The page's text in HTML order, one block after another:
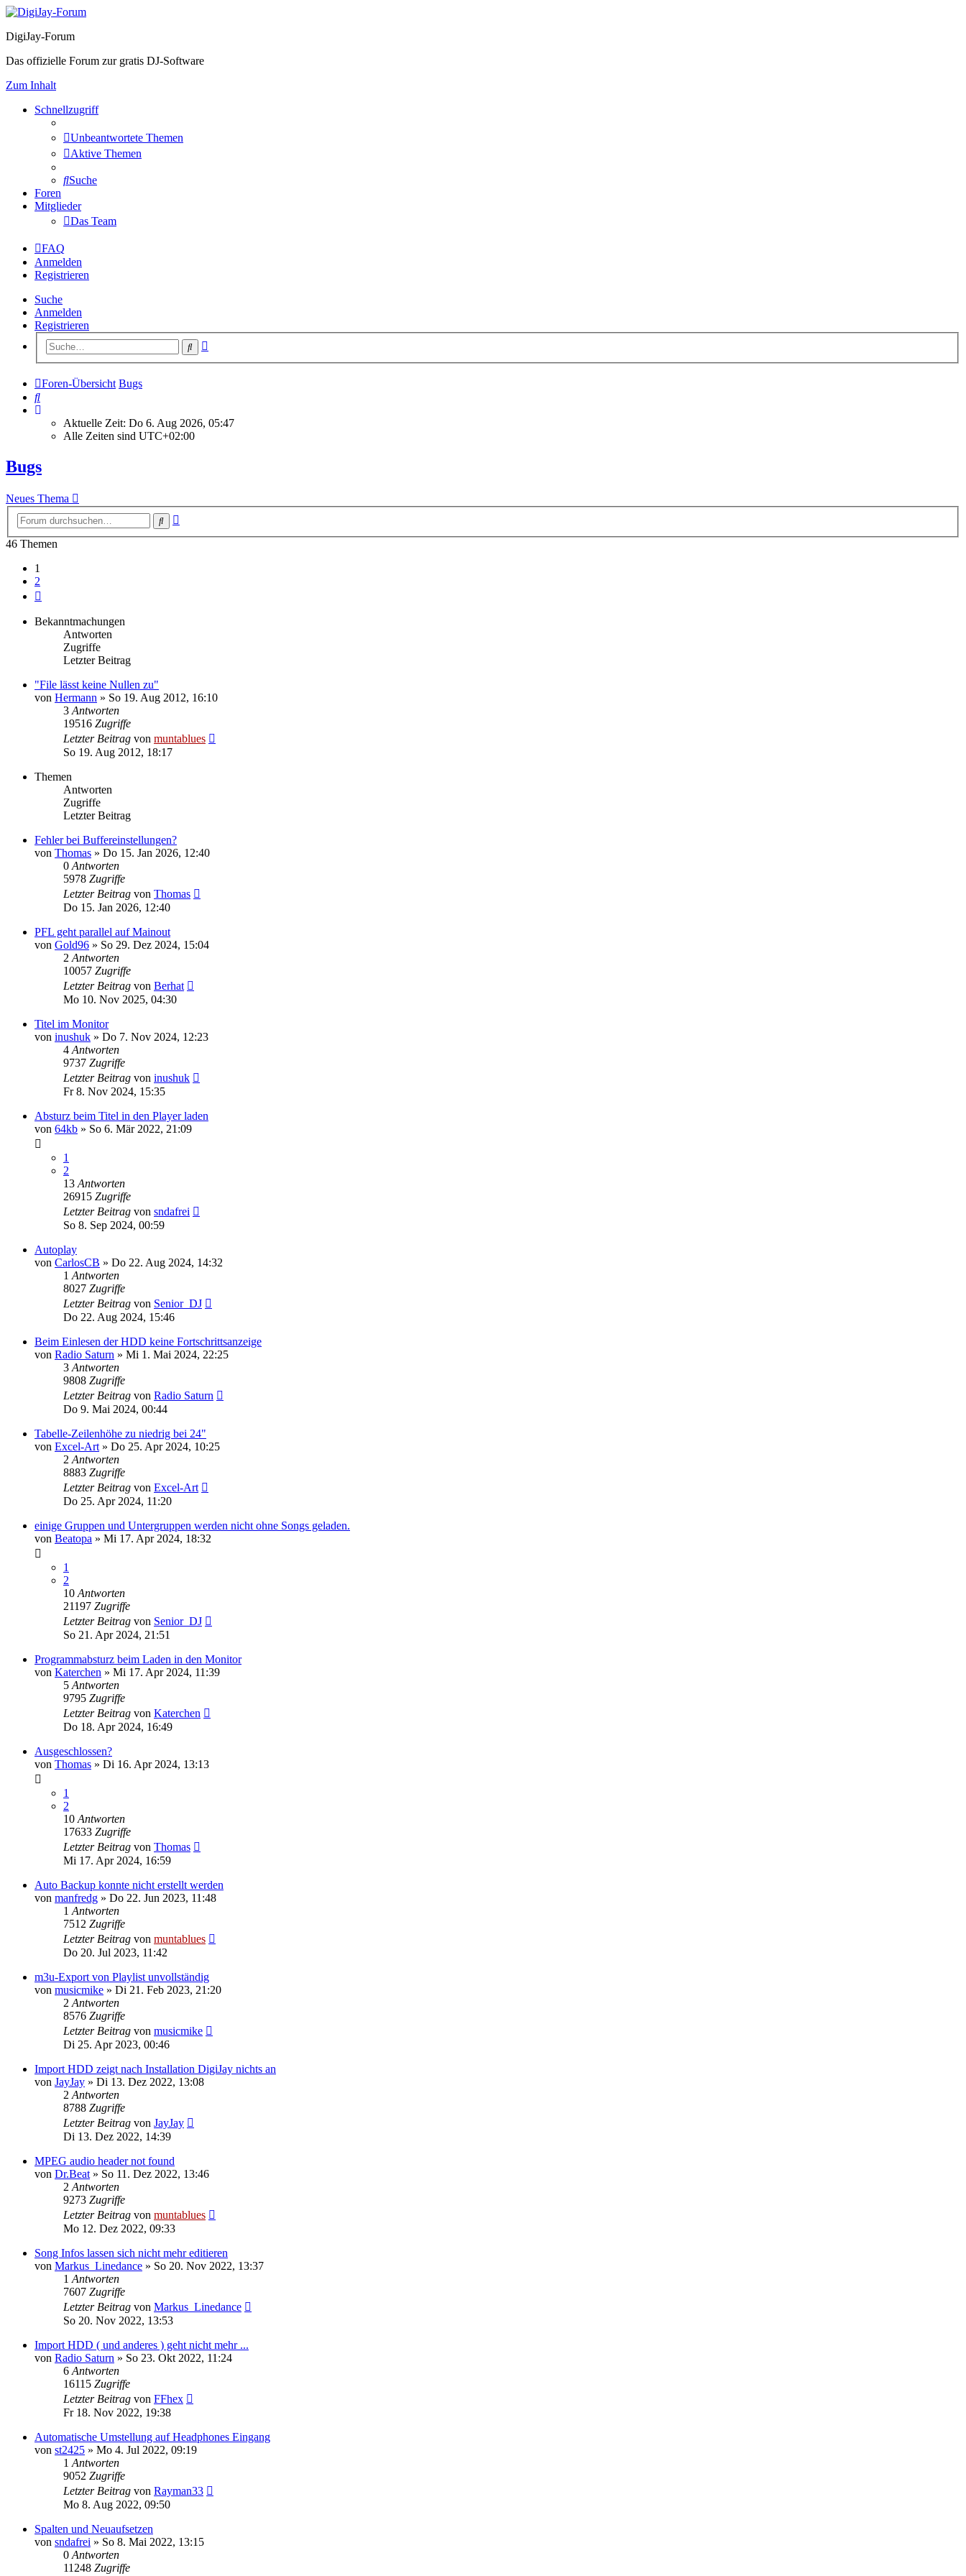
DigiJay-Forum
Das offizielle Forum zur gratis DJ-Software
Zum Inhalt
Schnellzugriff
Unbeantwortete Themen
Aktive Themen
Suche
Foren
Mitglieder
Das Team
FAQ
Anmelden
Registrieren
Suche
Anmelden
Registrieren
Suche
Foren-Übersicht Bugs
Suche
Aktuelle Zeit: Do 6. Aug 2026, 05:47
Alle Zeiten sind UTC+02:00
Bugs
Neues Thema
Suche
46 Themen
1
2
Bekanntmachungen
Antworten
Zugriffe
Letzter Beitrag
"File lässt keine Nullen zu"
von Hermann » So 19. Aug 2012, 16:10
3 Antworten
19516 Zugriffe
Letzter Beitrag von muntablues
So 19. Aug 2012, 18:17
Themen
Antworten
Zugriffe
Letzter Beitrag
Fehler bei Buffereinstellungen?
von Thomas » Do 15. Jan 2026, 12:40
0 Antworten
5978 Zugriffe
Letzter Beitrag von Thomas
Do 15. Jan 2026, 12:40
PFL geht parallel auf Mainout
von Gold96 » So 29. Dez 2024, 15:04
2 Antworten
10057 Zugriffe
Letzter Beitrag von Berhat
Mo 10. Nov 2025, 04:30
Titel im Monitor
von inushuk » Do 7. Nov 2024, 12:23
4 Antworten
9737 Zugriffe
Letzter Beitrag von inushuk
Fr 8. Nov 2024, 15:35
Absturz beim Titel in den Player laden
von 64kb » So 6. Mär 2022, 21:09
1
2
13 Antworten
26915 Zugriffe
Letzter Beitrag von sndafrei
So 8. Sep 2024, 00:59
Autoplay
von CarlosCB » Do 22. Aug 2024, 14:32
1 Antworten
8027 Zugriffe
Letzter Beitrag von Senior_DJ
Do 22. Aug 2024, 15:46
Beim Einlesen der HDD keine Fortschrittsanzeige
von Radio Saturn » Mi 1. Mai 2024, 22:25
3 Antworten
9808 Zugriffe
Letzter Beitrag von Radio Saturn
Do 9. Mai 2024, 00:44
Tabelle-Zeilenhöhe zu niedrig bei 24"
von Excel-Art » Do 25. Apr 2024, 10:25
2 Antworten
8883 Zugriffe
Letzter Beitrag von Excel-Art
Do 25. Apr 2024, 11:20
einige Gruppen und Untergruppen werden nicht ohne Songs geladen.
von Beatopa » Mi 17. Apr 2024, 18:32
1
2
10 Antworten
21197 Zugriffe
Letzter Beitrag von Senior_DJ
So 21. Apr 2024, 21:51
Programmabsturz beim Laden in den Monitor
von Katerchen » Mi 17. Apr 2024, 11:39
5 Antworten
9795 Zugriffe
Letzter Beitrag von Katerchen
Do 18. Apr 2024, 16:49
Ausgeschlossen?
von Thomas » Di 16. Apr 2024, 13:13
1
2
10 Antworten
17633 Zugriffe
Letzter Beitrag von Thomas
Mi 17. Apr 2024, 16:59
Auto Backup konnte nicht erstellt werden
von manfredg » Do 22. Jun 2023, 11:48
1 Antworten
7512 Zugriffe
Letzter Beitrag von muntablues
Do 20. Jul 2023, 11:42
m3u-Export von Playlist unvollständig
von musicmike » Di 21. Feb 2023, 21:20
2 Antworten
8576 Zugriffe
Letzter Beitrag von musicmike
Di 25. Apr 2023, 00:46
Import HDD zeigt nach Installation DigiJay nichts an
von JayJay » Di 13. Dez 2022, 13:08
2 Antworten
8788 Zugriffe
Letzter Beitrag von JayJay
Di 13. Dez 2022, 14:39
MPEG audio header not found
von Dr.Beat » So 11. Dez 2022, 13:46
2 Antworten
9273 Zugriffe
Letzter Beitrag von muntablues
Mo 12. Dez 2022, 09:33
Song Infos lassen sich nicht mehr editieren
von Markus_Linedance » So 20. Nov 2022, 13:37
1 Antworten
7607 Zugriffe
Letzter Beitrag von Markus_Linedance
So 20. Nov 2022, 13:53
Import HDD ( und anderes ) geht nicht mehr ...
von Radio Saturn » So 23. Okt 2022, 11:24
6 Antworten
16115 Zugriffe
Letzter Beitrag von FFhex
Fr 18. Nov 2022, 19:38
Automatische Umstellung auf Headphones Eingang
von st2425 » Mo 4. Jul 2022, 09:19
1 Antworten
9052 Zugriffe
Letzter Beitrag von Rayman33
Mo 8. Aug 2022, 09:50
Spalten und Neuaufsetzen
von sndafrei » So 8. Mai 2022, 13:15
0 Antworten
11248 Zugriffe